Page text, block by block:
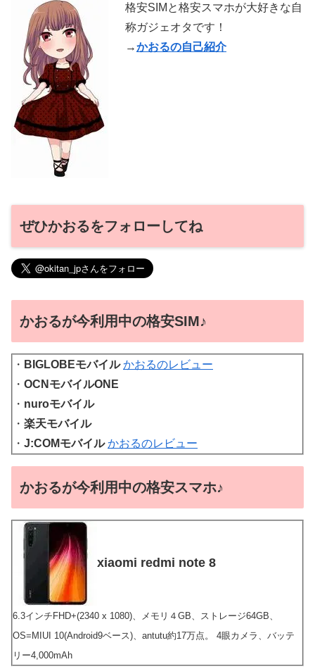
格安SIMと格安スマホが大好きな自
称ガジェオタです！
→かおるの自己紹介
ぜひかおるをフォローしてね
かおるが今利用中の格安SIM♪
・ BIGLOBEモバイル かおるのレビュー
・ OCNモバイルONE
・ nuroモバイル
・ 楽天モバイル
・ J:COMモバイル かおるのレビュー
かおるが今利用中の格安スマホ♪
xiaomi redmi note 8
6.3インチFHD+(2340 x 1080)、メモリ４GB、ストレージ64GB、
OS=MIUI 10(Android9ベース)、antutu約17万点。 4眼カメラ、バッテ
リー4,000mAh